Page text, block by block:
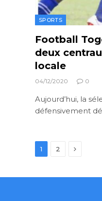
SPORTS
Football
deux
locale
04/12/2020 0
Aujourd’hui, la
défensivement
1 2 Next